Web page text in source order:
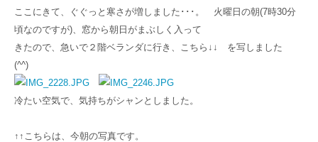
ここにきて、ぐぐっと寒さが増しました･･･。 火曜日の朝(7時30分
頃なのですが)、窓から朝日がまぶしく入って
きたので、急いで２階ベランダに行き、こちら↓↓ を写しました
(^^)
冷たい空気で、気持ちがシャンとしました。
↑↑こちらは、今朝の写真です。